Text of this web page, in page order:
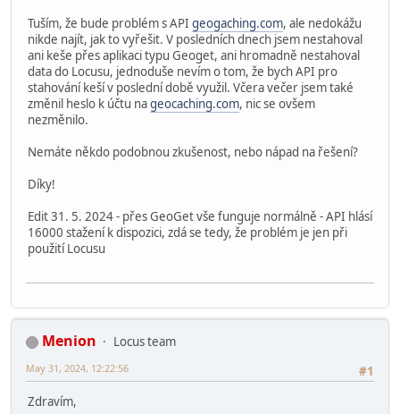
Tuším, že bude problém s API geogaching.com, ale nedokážu
nikde najít, jak to vyřešit. V posledních dnech jsem nestahoval
ani keše přes aplikaci typu Geoget, ani hromadně nestahoval
data do Locusu, jednoduše nevím o tom, že bych API pro
stahování keší v poslední době využil. Včera večer jsem také
změnil heslo k účtu nageocaching.com, nic se ovšem
nezměnilo.
Nemáte někdo podobnou zkušenost, nebo nápad na řešení?
Díky!
Edit 31. 5. 2024 - přes GeoGet vše funguje normálně - API hlásí
16000 stažení k dispozici, zdá se tedy, že problém je jen při
použití Locusu
Menion
Locus team
#1
May 31, 2024, 12:22:56
Zdravím,